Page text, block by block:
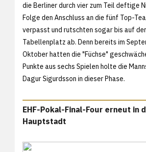
die Berliner durch vier zum Teil deftige
Folge den Anschluss an die fünf Top-
verpasst und rutschten sogar bis auf
Tabellenplatz ab. Denn bereits im
Oktober hatten die "Füchse"
Punkte aus sechs Spielen holte die
Dagur Sigurdsson in dieser Phase.
EHF-Pokal-Final-Four erneut in
Hauptstadt